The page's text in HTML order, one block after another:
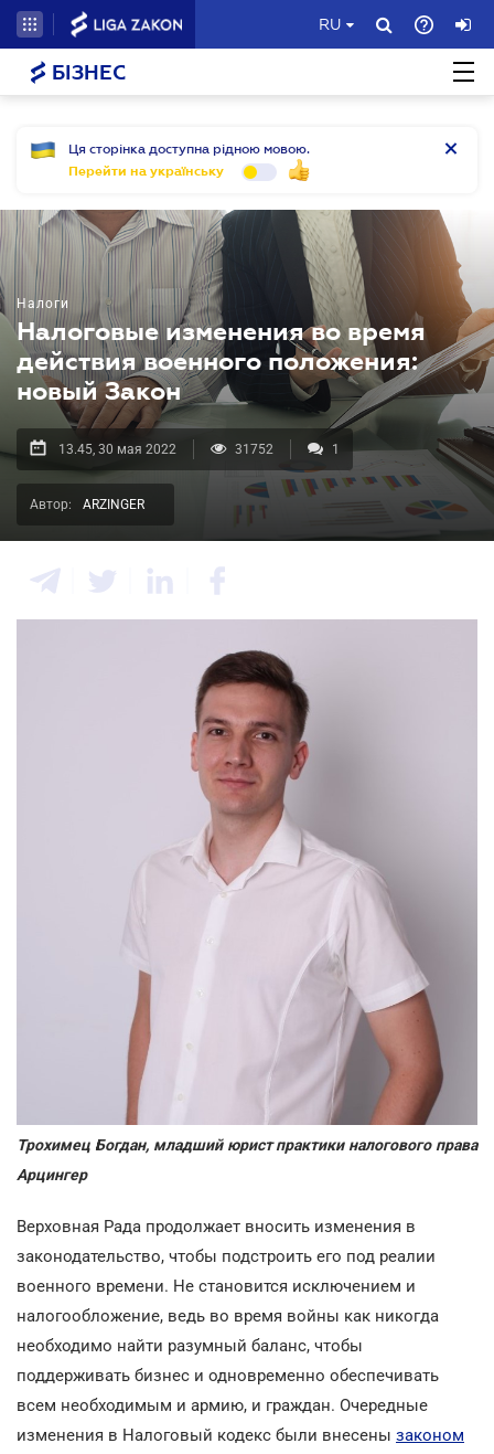
RU
БІЗНЕС
Ця сторінка доступна рідною мовою.
Перейти на українську
Налоги
Налоговые изменения во время
действия военного положения:
новый Закон
13.45, 30 мая 2022 31752 1
Автор: ARZINGER
Трохимец Богдан, младший юрист практики налогового права
Арцингер
Верховная Рада продолжает вносить изменения в
законодательство, чтобы подстроить его под реалии
военного времени. Не становится исключением и
налогообложение, ведь во время войны как никогда
необходимо найти разумный баланс, чтобы
поддерживать бизнес и одновременно обеспечивать
всем необходимым и армию, и граждан. Очередные
изменения в Налоговый кодекс были внесены законом